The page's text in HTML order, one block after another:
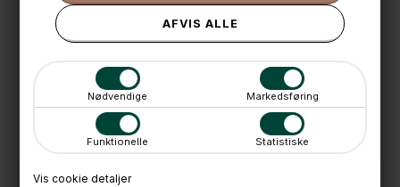
Nødvendige Markedsføring
Funktionelle Statistiske
Vis cookie detaljer
📱 Kundeservice 50446800 (9-12)
ANDRE IDÉER